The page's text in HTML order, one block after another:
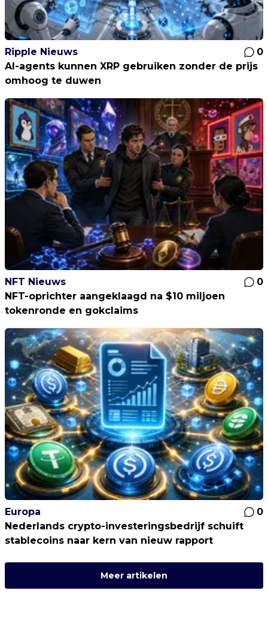
Ripple Nieuws
0
AI-agents kunnen XRP gebruiken zonder de prijs
omhoog te duwen
NFT Nieuws
0
NFT-oprichter aangeklaagd na $10 miljoen
tokenronde en gokclaims
Europa
0
Nederlands crypto-investeringsbedrijf schuift
stablecoins naar kern van nieuw rapport
Meer artikelen